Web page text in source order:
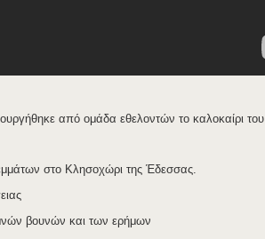
από ομάδα εθελοντών το καλοκαίρι του
στο Κλησοχώρι της Έδεσσας.
βουνών και των ερήμων